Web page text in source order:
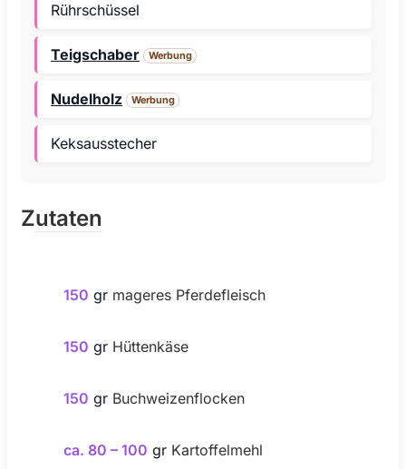
Rührschüssel
Teigschaber Werbung
Nudelholz Werbung
Keksausstecher
Zutaten
150 gr mageres Pferdefleisch
150 gr Hüttenkäse
150 gr Buchweizenflocken
ca. 80 – 100 gr Kartoffelmehl